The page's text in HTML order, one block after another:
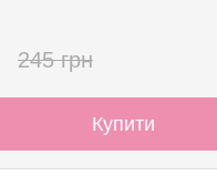
245 грн
Купити